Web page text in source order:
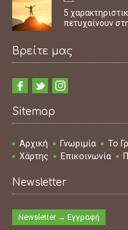
5
πετυχαίνουν
Βρείτε μας
Sitemap
Αρχική Γνωριμία Το
Χάρτης
Επικοινωνία
Newsletter
Newsletter → Εγγραφή